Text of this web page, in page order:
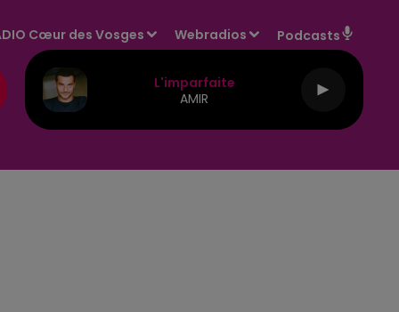
Cœur des Vosges Webradios Podcasts
L'imparfaite
AMIR